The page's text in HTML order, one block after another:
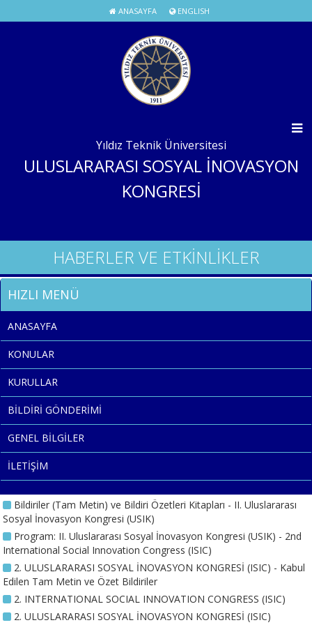
ANASAYFA ENGLISH
Yıldız Teknik Üniversitesi
ULUSLARARASI SOSYAL İNOVASYON
KONGRESİ
HABERLER VE ETKİNLİKLER
HIZLI MENÜ
ANASAYFA
KONULAR
KURULLAR
BİLDİRİ GÖNDERİMİ
GENEL BİLGİLER
İLETİŞİM
Bildiriler (Tam Metin) ve Bildiri Özetleri Kitapları - II. Uluslararası
Sosyal İnovasyon Kongresi (USIK)
Program: II. Uluslararası Sosyal İnovasyon Kongresi (USIK) - 2nd
International Social Innovation Congress (ISIC)
2. ULUSLARARASI SOSYAL İNOVASYON KONGRESİ (ISIC) - Kabul
Edilen Tam Metin ve Özet Bildiriler
2. INTERNATIONAL SOCIAL INNOVATION CONGRESS (ISIC)
2. ULUSLARARASI SOSYAL İNOVASYON KONGRESİ (ISIC)